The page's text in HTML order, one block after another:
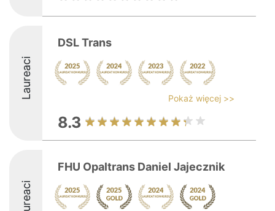
Laureaci
DSL Trans
Pokaż więcej >>
8.3
Laureaci
FHU Opaltrans Daniel Jajecznik